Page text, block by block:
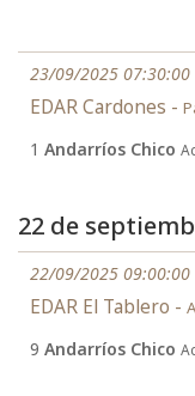
23/09/2025 07:30:00
EDAR Cardones -
1 Andarríos Chico
22 de
22/09/2025 09:00:00
EDAR El Tablero -
9 Andarríos Chico